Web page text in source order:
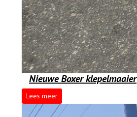
Nieuwe Boxer klepelmaaier
Lees meer